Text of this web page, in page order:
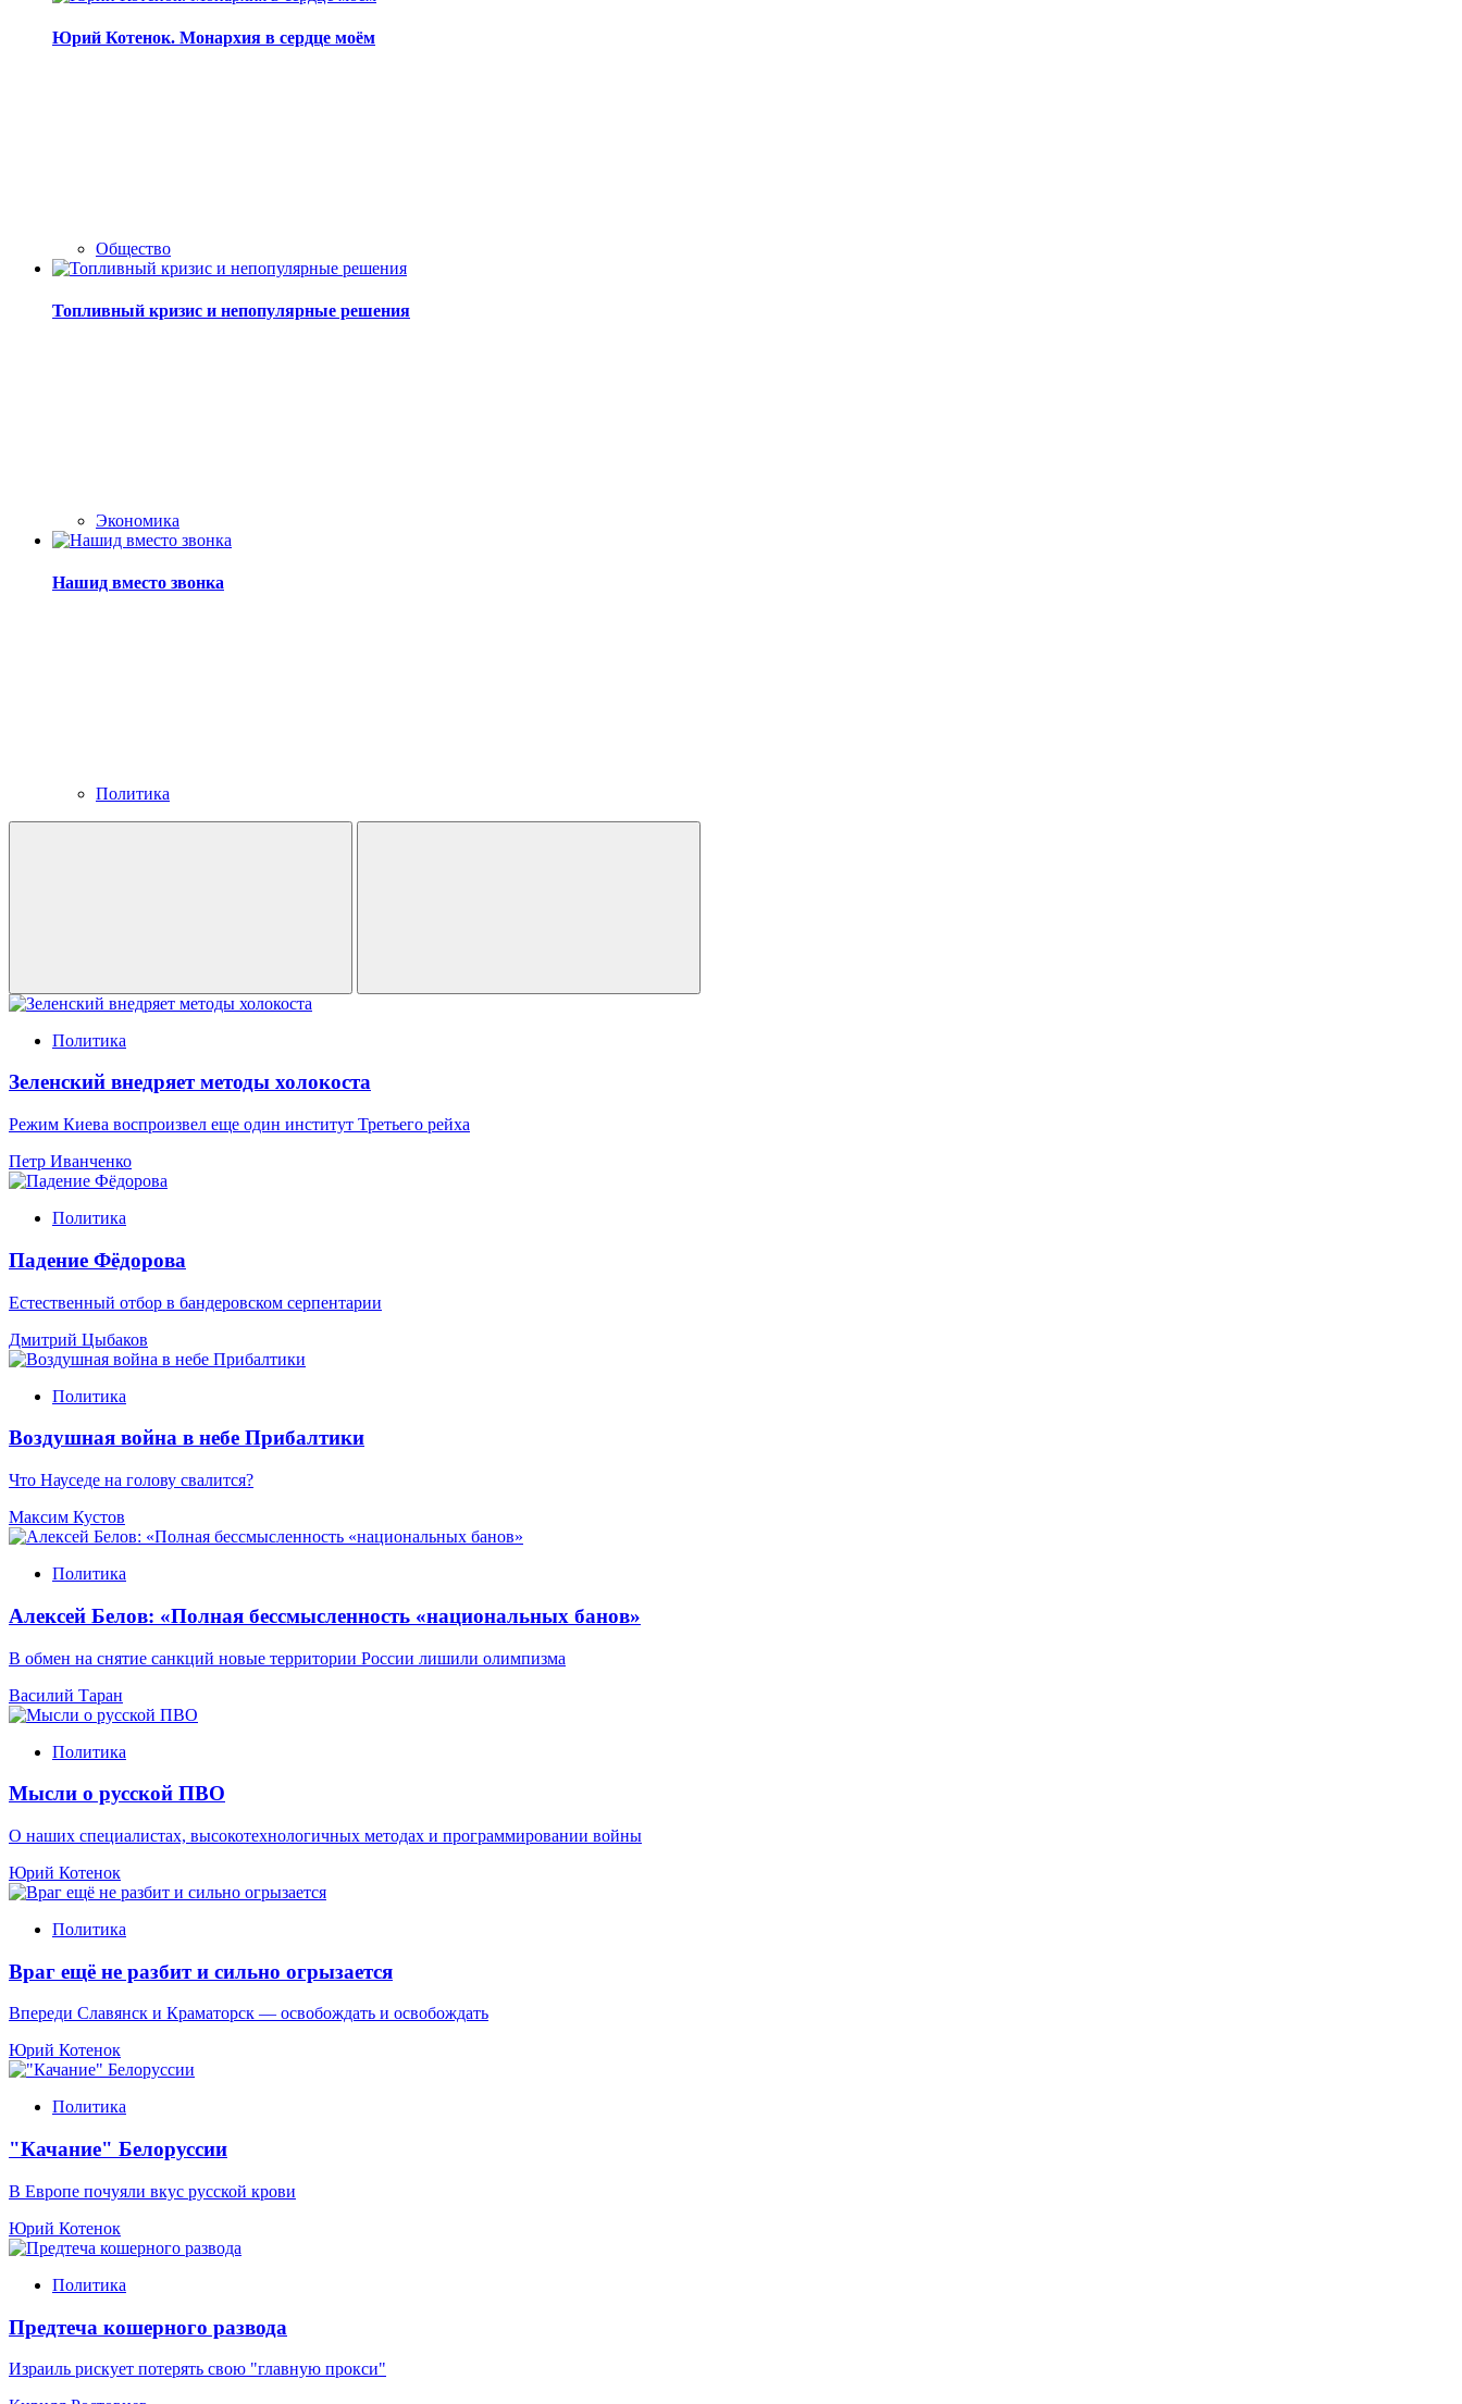
Юрий Котенок. Монархия в сердце моём
Общество
Топливный кризис и непопулярные решения
Экономика
Нашид вместо звонка
Политика
Политика
Зеленский внедряет методы холокоста
Режим Киева воспроизвел еще один институт Третьего рейха
Петр Иванченко
Политика
Падение Фёдорова
Естественный отбор в бандеровском серпентарии
Дмитрий Цыбаков
Политика
Воздушная война в небе Прибалтики
Что Науседе на голову свалится?
Максим Кустов
Политика
Алексей Белов: «Полная бессмысленность «национальных банов»
В обмен на снятие санкций новые территории России лишили олимпизма
Василий Таран
Политика
Мысли о русской ПВО
О наших специалистах, высокотехнологичных методах и программировании войны
Юрий Котенок
Политика
Враг ещё не разбит и сильно огрызается
Впереди Славянск и Краматорск — освобождать и освобождать
Юрий Котенок
Политика
"Качание" Белоруссии
В Европе почуяли вкус русской крови
Юрий Котенок
Политика
Предтеча кошерного развода
Израиль рискует потерять свою "главную прокси"